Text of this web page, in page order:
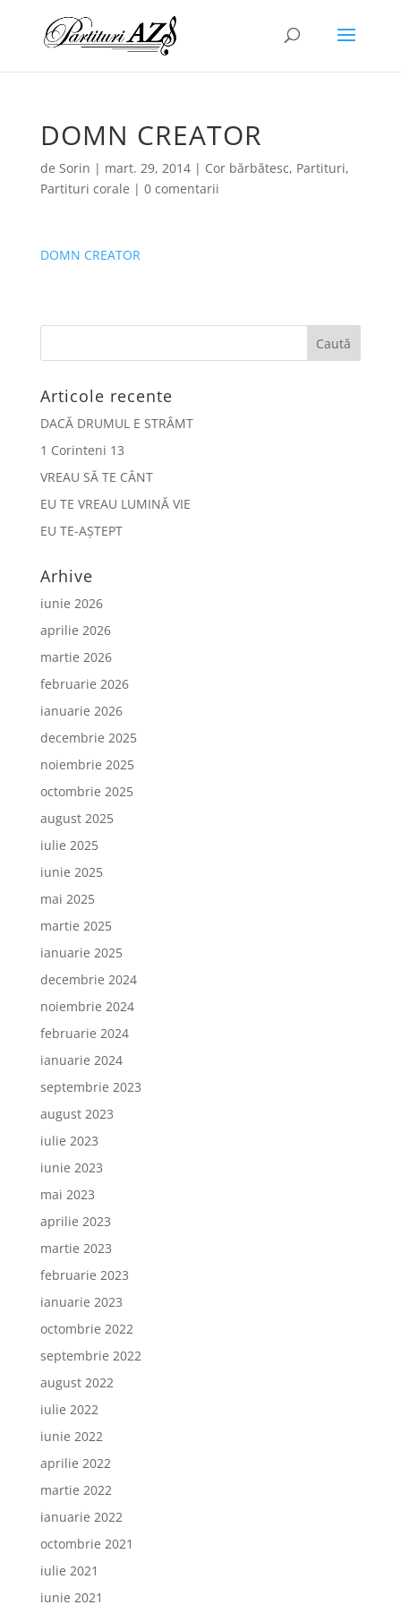
DOMN CREATOR
de Sorin | mart. 29, 2014| Cor bărbătesc, Partituri,
Partituri corale | 0 comentarii
DOMN CREATOR
Articole recente
DACĂ DRUMUL E STRÂMT
1 Corinteni 13
VREAU SĂ TE CÂNT
EU TE VREAU LUMINĂ VIE
EU TE-AȘTEPT
Arhive
iunie 2026
aprilie 2026
martie 2026
februarie 2026
ianuarie 2026
decembrie 2025
noiembrie 2025
octombrie 2025
august 2025
iulie 2025
iunie 2025
mai 2025
martie 2025
ianuarie 2025
decembrie 2024
noiembrie 2024
februarie 2024
ianuarie 2024
septembrie 2023
august 2023
iulie 2023
iunie 2023
mai 2023
aprilie 2023
martie 2023
februarie 2023
ianuarie 2023
octombrie 2022
septembrie 2022
august 2022
iulie 2022
iunie 2022
aprilie 2022
martie 2022
ianuarie 2022
octombrie 2021
iulie 2021
iunie 2021